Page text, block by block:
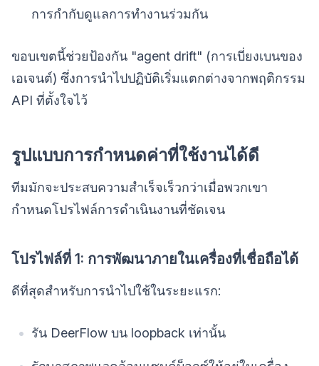
การกำกับดูแลการทำงานร่วมกัน
ขอบเขตนี้ช่วยป้องกัน "agent drift" (การเบี่ยงเบนของ
เอเจนต์) ซึ่งการนำไปปฏิบัติเริ่มแตกต่างจากพฤติกรรม
API ที่ตั้งใจไว้
รูปแบบการกำหนดค่าที่ใช้งานได้ดี
ทีมมักจะประสบความสำเร็จเร็วกว่าเมื่อพวกเขา
กำหนดโปรไฟล์การดำเนินงานที่ชัดเจน
โปรไฟล์ที่ 1: การพัฒนาภายในเครื่องที่เชื่อถือได้
ดีที่สุดสำหรับการนำไปใช้ในระยะแรก:
รัน DeerFlow บน loopback เท่านั้น